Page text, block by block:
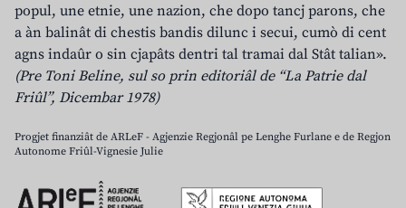
popul, une etnie, une nazion, che dopo tancj parons, che
a àn balinât di chestis bandis dilunc i secui, cumò di cent
agns indaûr o sin cjapâts dentri tal tramai dal Stât talian».
(Pre Toni Beline, sul so prin editoriâl de “La Patrie dal
Friûl”, Dicembar 1978)
Progjet finanziât de ARLeF - Agjenzie Regjonâl pe Lenghe Furlane e de Regjon
Autonome Friûl-Vignesie Julie